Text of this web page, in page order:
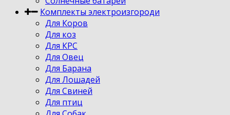
Комплекты электроизгороди
Для Коров
Для коз
Для КРС
Для Овец
Для Барана
Для Лошадей
Для Свиней
Для птиц